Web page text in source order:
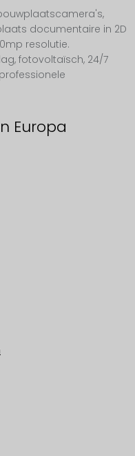
documentaire in 2D
resolutie.
fotovoltaïsch, 24/7
Europa